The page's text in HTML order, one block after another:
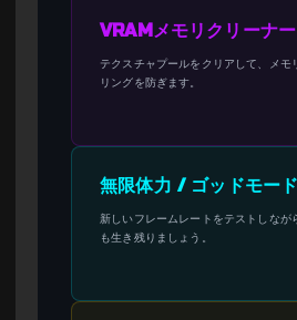
VRAMメモリクリーナー
テクスチャプールをクリアして、メモ
リングを防ぎます。
無限体力 / ゴッドモード
新しいフレームレートをテストしなが
も生き残りましょう。